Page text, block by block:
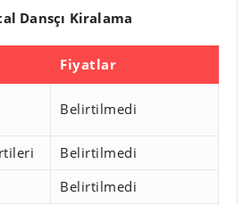
Dansçı Kiralama
Fiyatlar
Belirtilmedi
Belirtilmedi
Belirtilmedi